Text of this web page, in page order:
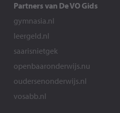
Partners van De VO Gids
gymnasia.nl
leergeld.nl
saarisnietgek
openbaaronderwijs.nu
oudersenonderwijs.nl
vosabb.nl